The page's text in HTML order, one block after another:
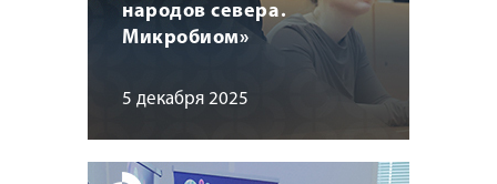
народов севера.
Микробиом»
5 декабря 2025